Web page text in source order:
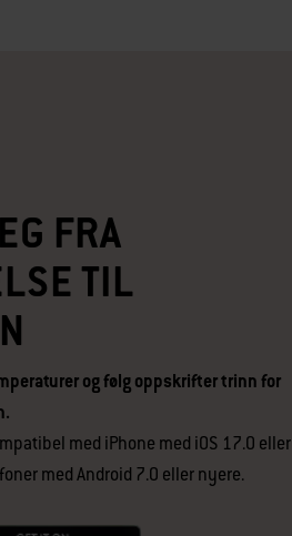
FRA
TIL
og følg oppskrifter trinn for
med iPhone med iOS 17.0 eller
med Android 7.0 eller nyere.